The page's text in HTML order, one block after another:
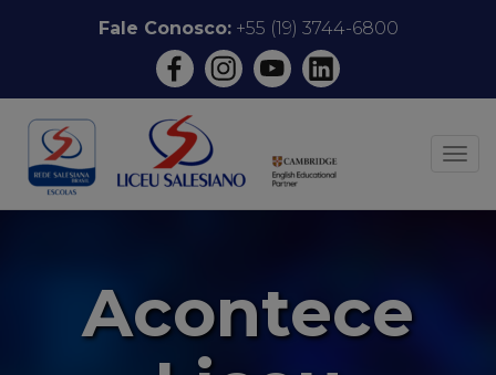
conteúdo
Fale Conosco:+55 (19) 3744-6800
Acontece